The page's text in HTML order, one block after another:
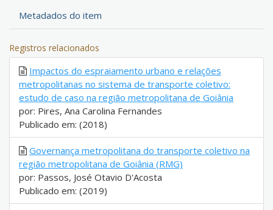
Metadados do item
Registros relacionados
Impactos do espraiamento urbano e relações
metropolitanas no sistema de transporte coletivo:
estudo de caso na região metropolitana de Goiânia
por: Pires, Ana Carolina Fernandes
Publicado em: (2018)
Governança metropolitana do transporte coletivo na
região metropolitana de Goiânia (RMG)
por: Passos, José Otavio D'Acosta
Publicado em: (2019)